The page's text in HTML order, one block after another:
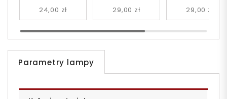
CZARNA AXON 1
24,00 zł
CZARNA VEXO 1
29,00 zł
CZARNA VEXO 2
29,00 zł
Parametry lampy